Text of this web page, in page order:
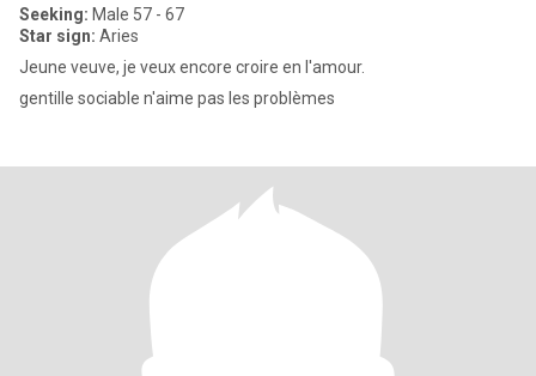
Seeking: Male 57 - 67
Star sign: Aries
Jeune veuve, je veux encore croire en l'amour.
gentille sociable n'aime pas les problèmes